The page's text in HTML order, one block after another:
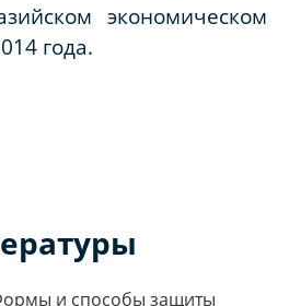
экономическом
года.
и способы защиты